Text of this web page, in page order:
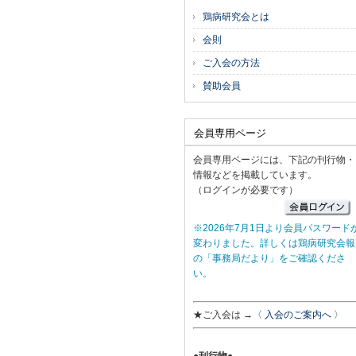
鶏病研究会とは
会則
ご入会の方法
賛助会員
会員専用ページ
会員専用ページには、下記の刊行物・
情報などを掲載しています。
（ログインが必要です）
※2026年7月1日より会員パスワード
変わりました。詳しくは鶏病研究会報
の「事務局だより」をご確認くださ
い。
★ご入会は → 〈 入会のご案内へ 〉